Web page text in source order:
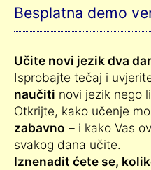
Besplatna demo
Učite novi jezik dva
Isprobajte tečaj i
naučiti novi jezik nego
Otkrijte, kako učenje
zabavno – i kako Vas
svakog dana učite.
Iznenadit ćete se,